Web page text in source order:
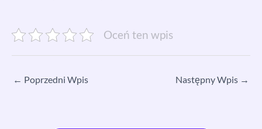
Oceń ten wpis
← Poprzedni Wpis Następny Wpis →